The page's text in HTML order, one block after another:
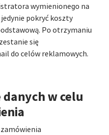
wymienionego na
pokryć koszty
Po otrzymaniu
się
do celów reklamowych.
w celu